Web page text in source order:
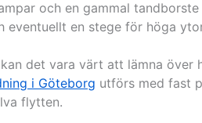
och en gammal
eventuellt en stege för höga
det vara värt att lämna över
i Göteborg utförs med fast
flytten.